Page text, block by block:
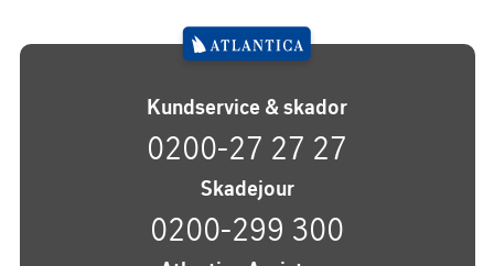
Kundservice & skador
0200-27 27 27
Skadejour
0200-299 300